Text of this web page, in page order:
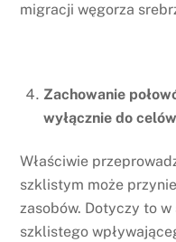
migracji węgorza
Zachowanie
wyłącznie do
Właściwie
szklistym może
zasobów. Dotyczy to
szklistego